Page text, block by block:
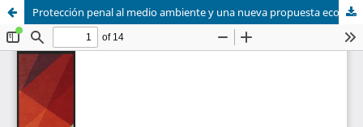
Protección penal al medio ambiente y una nueva propuesta ecocentrista